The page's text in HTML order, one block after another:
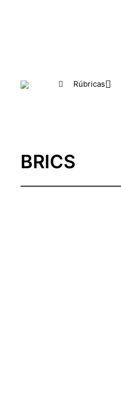
Rúbricas
BRICS